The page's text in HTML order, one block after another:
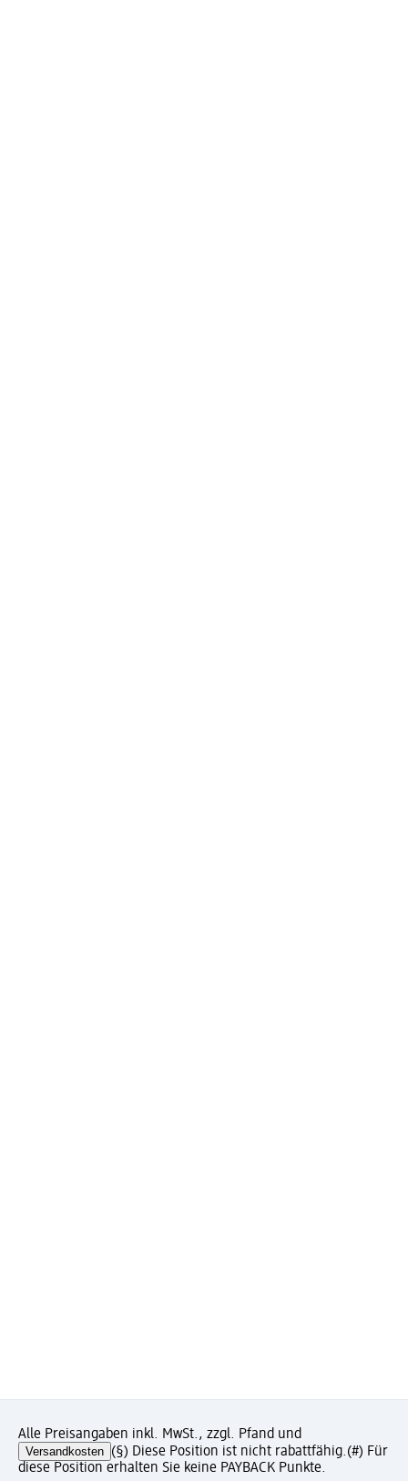
Alle Preisangaben inkl. MwSt., zzgl. Pfand und
Versandkosten (§) Diese Position ist nicht rabattfähig.(#) Für
diese Position erhalten Sie keine PAYBACK Punkte.